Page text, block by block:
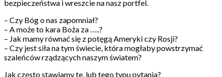
bezpieczeństwa i wreszcie na nasz portfel.
– Czy Bóg o nas zapomniał?
– A może to kara Boża za …..?
– Jak mamy równać się z potęgą Ameryki czy Rosji?
– Czy jest siła na tym świecie, która mogłaby powstrzymać
szaleńców rządzących naszym światem?
Jak często stawiamy te, lub tego typu pytania?